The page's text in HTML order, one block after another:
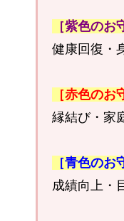
［紫色のお
健康回復・
［赤色のお
縁結び・家
［青色のお
成績向上・